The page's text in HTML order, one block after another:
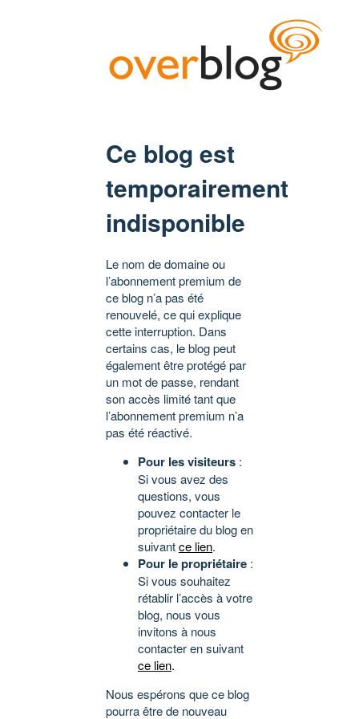
Ce blog est
temporairement
indisponible
Le nom de domaine ou
l’abonnement premium de
ce blog n’a pas été
renouvelé, ce qui explique
cette interruption. Dans
certains cas, le blog peut
également être protégé par
un mot de passe, rendant
son accès limité tant que
l’abonnement premium n’a
pas été réactivé.
Pour les visiteurs :
Si vous avez des
questions, vous
pouvez contacter le
propriétaire du blog en
suivantce lien.
Pour le propriétaire :
Si vous souhaitez
rétablir l’accès à votre
blog, nous vous
invitons à nous
contacter en suivant
ce lien.
Nous espérons que ce blog
pourra être de nouveau